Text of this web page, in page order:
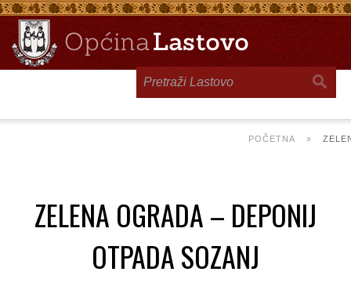
POČETNA »
ZELENA OGRADA – DEPONIJ
OTPADA SOZANJ